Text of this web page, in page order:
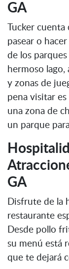
GA
Tucker
pasear o
de los
hermoso
y zonas de
pena visitar
una zona de
un parque
GA
Disfrute de la
restaurante
Desde pollo
su menú está
que te dejará